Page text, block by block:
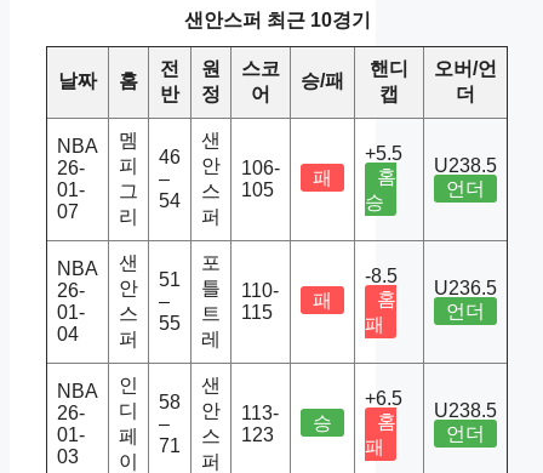
샌안스퍼 최근 10경기
날짜 홈
전
반
원
정
스코
어
승/패
핸디
캡
오버/언
더
NBA
26-
01-
07
멤
피
그
리
46
–
54
샌
안
스
퍼
106-
105
패
+5.5
홈
승
U238.5
언더
NBA
26-
01-
04
샌
안
스
퍼
51
–
55
포
틀
트
레
110-
115
패
-8.5
홈
패
U236.5
언더
NBA
26-
01-
03
인
디
페
이
58
–
71
샌
안
스
퍼
113-
123
승
+6.5
홈
패
U238.5
언더